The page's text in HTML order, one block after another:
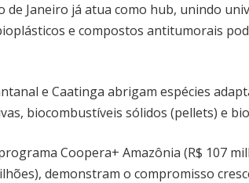
de Janeiro já atua como hub, unindo
e compostos antitumorais
e Caatinga abrigam espécies
biocombustíveis sólidos (pellets) e
Coopera+ Amazônia (R$ 107
demonstram o compromisso